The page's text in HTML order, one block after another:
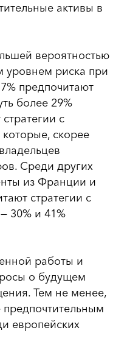
активы в
вероятностью
уровнем риска при
предпочитают
более 29%
с
скорее
Среди других
из Франции и
стратегии с
30% и 41%
работы и
о будущем
Тем не менее,
европейских